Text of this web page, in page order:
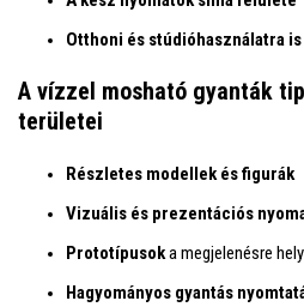
Otthoni és stúdióhasználatra
A vízzel mosható gyanták
területei
Részletes modellek és figurák
Vizuális és prezentációs
Prototípusoka megjelenésre
Hagyományos gyantás